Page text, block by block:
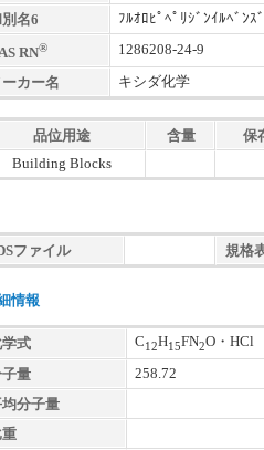
名6
ﾌﾙｵﾛﾋﾟﾍﾟﾘｼﾞﾝｲﾙﾍﾞﾝｽ
RN® 1286208-24-9
ーカー名 キシダ化学
品位用途 含量 保
Building Blocks
ファイル 規格
情報
式 C12H15FN2O・HCl
量
258.72
分子量
重